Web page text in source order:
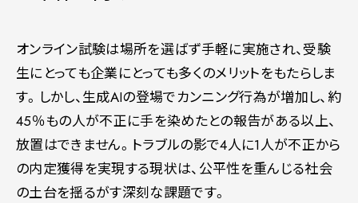
オンライン試験は場所を選ばず手軽に実施され、受験
生にとっても企業にとっても多くのメリットをもたらしま
す。しかし、生成AIの登場でカンニング行為が増加し、約
45％もの人が不正に手を染めたとの報告がある以上、
放置はできません。トラブルの影で4人に1人が不正から
の内定獲得を実現する現状は、公平性を重んじる社会
の土台を揺るがす深刻な課題です。